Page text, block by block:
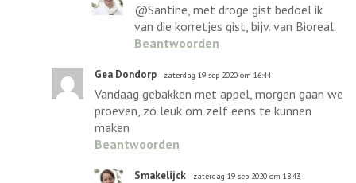
@Santine, met droge gist bedoel ik
van die korretjes gist, bijv. van Bioreal.
Beantwoorden
Gea Dondorp zaterdag 19 sep 2020 om 16:44
Vandaag gebakken met appel, morgen gaan we
proeven, zó leuk om zelf eens te kunnen
maken
Beantwoorden
Smakelijck zaterdag 19 sep 2020 om 18:43